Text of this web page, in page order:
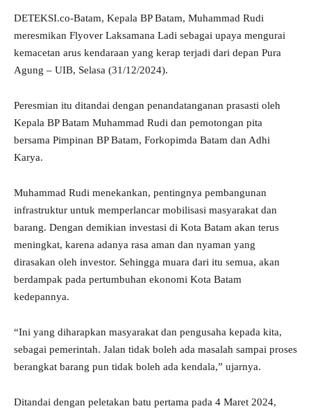
DETEKSI.co-Batam, Kepala BP Batam, Muhammad Rudi
meresmikan Flyover Laksamana Ladi sebagai upaya mengurai
kemacetan arus kendaraan yang kerap terjadi dari depan Pura
Agung – UIB, Selasa (31/12/2024).
Peresmian itu ditandai dengan penandatanganan prasasti oleh
Kepala BP Batam Muhammad Rudi dan pemotongan pita
bersama Pimpinan BP Batam, Forkopimda Batam dan Adhi
Karya.
Muhammad Rudi menekankan, pentingnya pembangunan
infrastruktur untuk memperlancar mobilisasi masyarakat dan
barang. Dengan demikian investasi di Kota Batam akan terus
meningkat, karena adanya rasa aman dan nyaman yang
dirasakan oleh investor. Sehingga muara dari itu semua, akan
berdampak pada pertumbuhan ekonomi Kota Batam
kedepannya.
“Ini yang diharapkan masyarakat dan pengusaha kepada kita,
sebagai pemerintah. Jalan tidak boleh ada masalah sampai proses
berangkat barang pun tidak boleh ada kendala,” ujarnya.
Ditandai dengan peletakan batu pertama pada 4 Maret 2024,